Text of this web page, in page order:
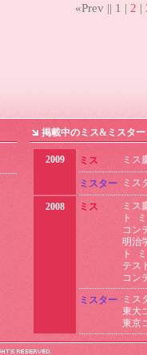
«Prev || 1 | 2 |
掲載中のミス&ミスタ
2009 ミス ミス
ミスター ミス
2008 ミス
ミス
ト
コン
明治
ト
テス
コン
ミスター
ミス
東大
東京